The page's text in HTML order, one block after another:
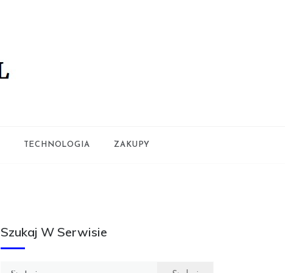
TECHNOLOGIA ZAKUPY
Szukaj W Serwisie
Szukaj: